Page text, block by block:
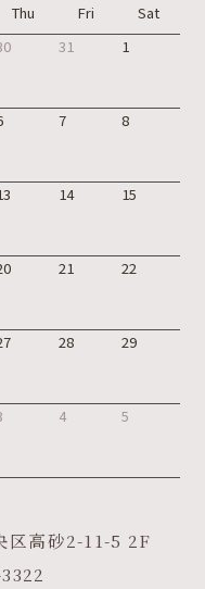
Thu Fri
Sat
31 1
7 8
14 15
21 22
28 29
4 5
区高砂2-11-5 2F